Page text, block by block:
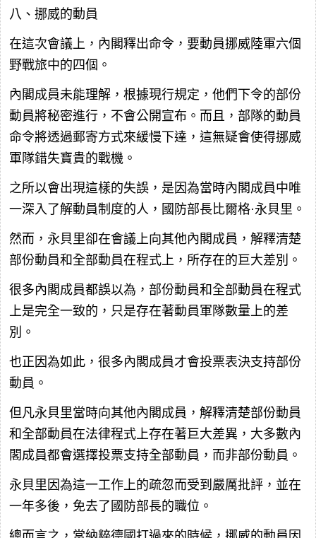
八、挪威的動員
在這次會議上，內閣釋出命令，要動員挪威陸軍六個
野戰旅中的四個。
內閣成員未能理解，根據現行規定，他們下令的部份
動員將秘密進行，不會公開宣布。而且，部隊的動員
命令將透過郵寄方式來緩慢下達，這無疑會使得挪威
軍隊錯失寶貴的戰機。
之所以會出現這樣的失誤，是因為當時內閣成員中唯
一深入了解動員制度的人，國防部長比爾格·永貝里。
然而，永貝里卻在會議上向其他內閣成員，解釋清楚
部份動員和全部動員在程式上，所存在的巨大差別。
很多內閣成員都誤以為，部份動員和全部動員在程式
上是完全一致的，只是存在著動員軍隊數量上的差
別。
也正因為如此，很多內閣成員才會投票表決支持部份
動員。
但凡永貝里當時向其他內閣成員，解釋清楚部份動員
和全部動員在法律程式上存在著巨大差異，大多數內
閣成員都會選擇投票支持全部動員，而非部份動員。
永貝里因為這一工作上的疏忽而受到嚴厲批評，並在
一年多後，免去了國防部長的職位。